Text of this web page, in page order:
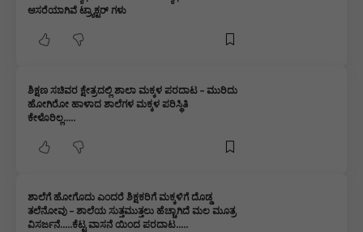
ಆಸರೆಯಾಗಿವೆ ಟ್ರ್ಯಾಕ್ಟರ್ ಗಳು
ಶಿಕ್ಷಣ ಸಚಿವರ ಕ್ಷೇತ್ರದಲ್ಲಿ ಶಾಲಾ ಮಕ್ಕಳ ಪರದಾಟ – ಮುರಿದು
ಹೋಗಿರೋ ಹಾಳಾದ ಶಾಲೆಗಳ ಮಕ್ಕಳ ಪರಿಸ್ಥಿತಿ
ಕೇಳೊರಿಲ್ಲ…..
ಶಾಲೆಗೆ ಹೋಗೊದು ಎಂದರೆ ಶಿಕ್ಷಕರಿಗೆ ಮಕ್ಕಳಿಗೆ ದೊಡ್ಡ
ತಲೆನೋವು – ಶಾಲೆಯ ಸುತ್ತಮುತ್ತಲು ಹೆಚ್ಚಾಗಿದೆ ಮಲ ಮೂತ್ರ
ವಿಸರ್ಜನೆ…..ಕೆಟ್ಟ ವಾಸನೆ ಯಿಂದ ಪರದಾಟ…..